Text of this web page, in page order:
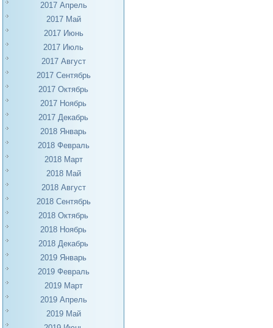
2017 Апрель
2017 Май
2017 Июнь
2017 Июль
2017 Август
2017 Сентябрь
2017 Октябрь
2017 Ноябрь
2017 Декабрь
2018 Январь
2018 Февраль
2018 Март
2018 Май
2018 Август
2018 Сентябрь
2018 Октябрь
2018 Ноябрь
2018 Декабрь
2019 Январь
2019 Февраль
2019 Март
2019 Апрель
2019 Май